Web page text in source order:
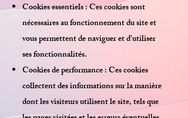
Cookies essentiels : Ces cookies sont
nécessaires au fonctionnement du site et
vous permettent de naviguer et d'utiliser
ses fonctionnalités.
Cookies de performance : Ces cookies
collectent des informations sur la manière
dont les visiteurs utilisent le site, tels que